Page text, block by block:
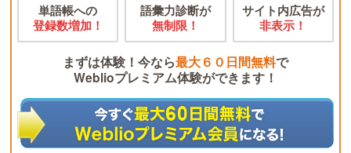
単語帳への
登録数増加！
語彙力診断が
無制限！
サイト内広告が
非表示！
まずは体験！今なら最大６０日間無料で
Weblioプレミアム体験ができます！